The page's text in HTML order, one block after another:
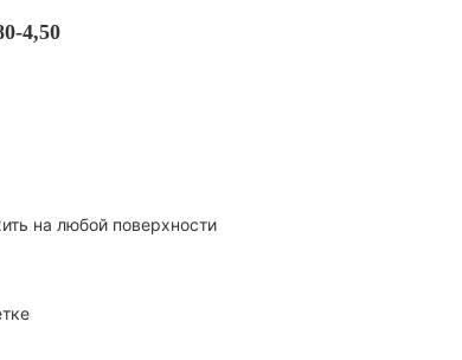
4,50
на любой поверхности